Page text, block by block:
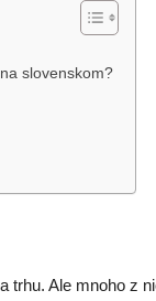
slovenskom?
trhu. Ale mnoho z